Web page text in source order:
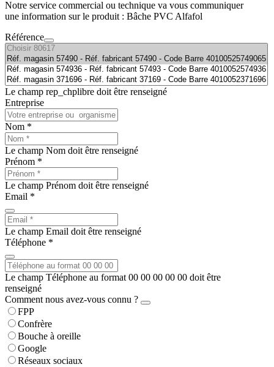
Notre service commercial ou technique va vous communiquer
une information sur le produit : Bâche PVC Alfafol
Référence
Le champ rep_chplibre doit être renseigné
Entreprise
Nom *
Le champ Nom doit être renseigné
Prénom *
Le champ Prénom doit être renseigné
Email *
Le champ Email doit être renseigné
Téléphone *
Le champ Téléphone au format 00 00 00 00 00 doit être
renseigné
Comment nous avez-vous connu ?
FPP
Confrère
Bouche à oreille
Google
Réseaux sociaux